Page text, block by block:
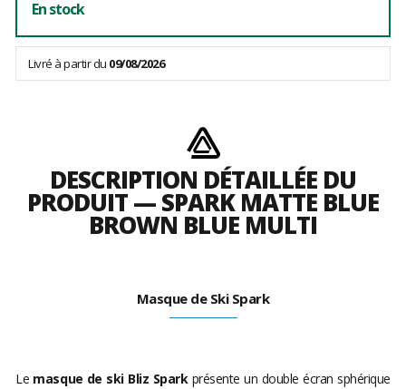
En stock
Livré à partir du 09/08/2026
DESCRIPTION DÉTAILLÉE DU
PRODUIT — SPARK MATTE BLUE
BROWN BLUE MULTI
Masque de Ski Spark
Le masque de ski Bliz Sparkprésente un double écran sphérique